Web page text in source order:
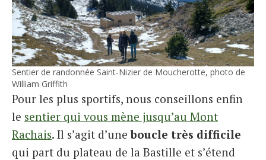
Sentier de randonnée Saint-Nizier de Moucherotte, photo de
William Griffith
Pour les plus sportifs, nous conseillons enfin
le sentier qui vous mène jusqu’au Mont
Rachais. Il s’agit d’uneboucle très difficile
qui part du plateau de la Bastille et s’étend